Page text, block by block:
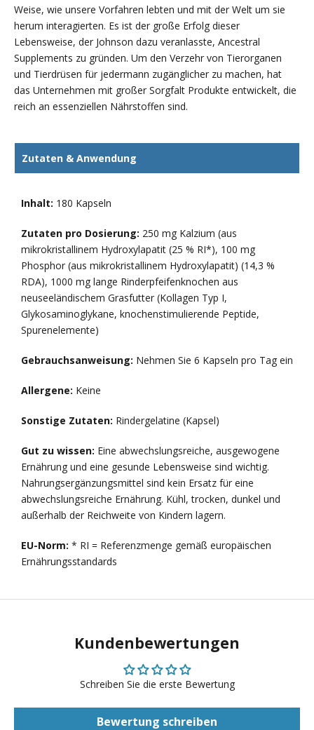
Weise, wie unsere Vorfahren lebten und mit der Welt um sie
herum interagierten. Es ist der große Erfolg dieser
Lebensweise, der Johnson dazu veranlasste, Ancestral
Supplements zu gründen. Um den Verzehr von Tierorganen
und Tierdrüsen für jedermann zugänglicher zu machen, hat
das Unternehmen mit großer Sorgfalt Produkte entwickelt, die
reich an essenziellen Nährstoffen sind.
Zutaten & Anwendung
Inhalt: 180 Kapseln
Zutaten pro Dosierung: 250 mg Kalzium (aus
mikrokristallinem Hydroxylapatit (25 % RI*), 100 mg
Phosphor (aus mikrokristallinem Hydroxylapatit) (14,3 %
RDA), 1000 mg lange Rinderpfeifenknochen aus
neuseeländischem Grasfutter (Kollagen Typ I,
Glykosaminoglykane, knochenstimulierende Peptide,
Spurenelemente)
Gebrauchsanweisung: Nehmen Sie 6 Kapseln pro Tag ein
Allergene: Keine
Sonstige Zutaten: Rindergelatine (Kapsel)
Gut zu wissen: Eine abwechslungsreiche, ausgewogene
Ernährung und eine gesunde Lebensweise sind wichtig.
Nahrungsergänzungsmittel sind kein Ersatz für eine
abwechslungsreiche Ernährung. Kühl, trocken, dunkel und
außerhalb der Reichweite von Kindern lagern.
EU-Norm: * RI = Referenzmenge gemäß europäischen
Ernährungsstandards
Kundenbewertungen
Schreiben Sie die erste Bewertung
Bewertung schreiben